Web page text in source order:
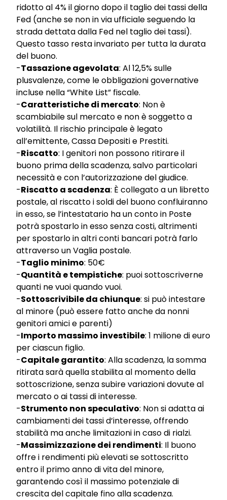
ridotto al 4% il giorno dopo il taglio dei tassi della
Fed (anche se non in via ufficiale seguendo la
strada dettata dalla Fed nel taglio dei tassi).
Questo tasso resta invariato per tutta la durata
del buono.
-Tassazione agevolata: Al 12,5% sulle
plusvalenze, come le obbligazioni governative
incluse nella “White List” fiscale.
-Caratteristiche di mercato: Non è
scambiabile sul mercato e non è soggetto a
volatilità. Il rischio principale è legato
all’emittente, Cassa Depositi e Prestiti.
-Riscatto: I genitori non possono ritirare il
buono prima della scadenza, salvo particolari
necessità e con l’autorizzazione del giudice.
-Riscatto a scadenza: È collegato a un libretto
postale, al riscatto i soldi del buono confluiranno
in esso, se l’intestatario ha un conto in Poste
potrà spostarlo in esso senza costi, altrimenti
per spostarlo in altri conti bancari potrà farlo
attraverso un Vaglia postale.
-Taglio minimo: 50€
-Quantità e tempistiche: puoi sottoscriverne
quanti ne vuoi quando vuoi.
-Sottoscrivibile da chiunque: si può intestare
al minore (può essere fatto anche da nonni
genitori amici e parenti)
-Importo massimo investibile: 1 milione di euro
per ciascun figlio.
-Capitale garantito: Alla scadenza, la somma
ritirata sarà quella stabilita al momento della
sottoscrizione, senza subire variazioni dovute al
mercato o ai tassi di interesse.
-Strumento non speculativo: Non si adatta ai
cambiamenti dei tassi d’interesse, offrendo
stabilità ma anche limitazioni in caso di rialzi.
-Massimizzazione dei rendimenti: Il buono
offre i rendimenti più elevati se sottoscritto
entro il primo anno di vita del minore,
garantendo così il massimo potenziale di
crescita del capitale fino alla scadenza.